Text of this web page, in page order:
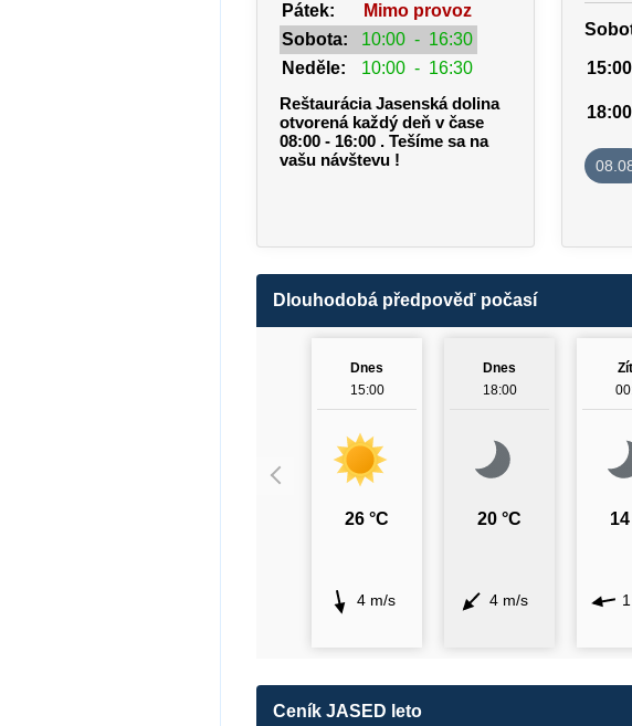
Pátek:
Mimo provoz
Sobota:
10:00 - 16:30
Neděle:
10:00 - 16:30
Reštaurácia Jasenská dolina
otvorená každý deň v čase
08:00 - 16:00 . Tešíme sa na
vašu návštevu !
15:00
18:00
Dlouhodobá předpověď počasí
Dnes
15:00
26 °C
4 m/s
Dnes
18:00
20 °C
4 m/s
14
Ceník JASED leto